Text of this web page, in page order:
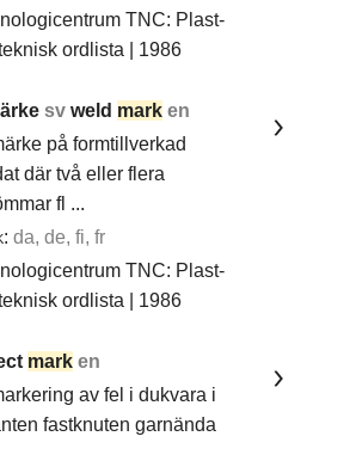
TNC: Plast-
ordlista | 1986
svweld mark en
på formtillverkad
där två eller flera
fl ...
da, de, fi, fr
TNC: Plast-
ordlista | 1986
mark en
av fel i dukvara i
fastknuten garnända